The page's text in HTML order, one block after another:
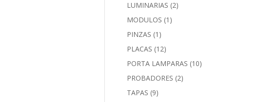
LUMINARIAS (2)
MODULOS (1)
PINZAS (1)
PLACAS (12)
PORTA LAMPARAS (10)
PROBADORES (2)
TAPAS (9)